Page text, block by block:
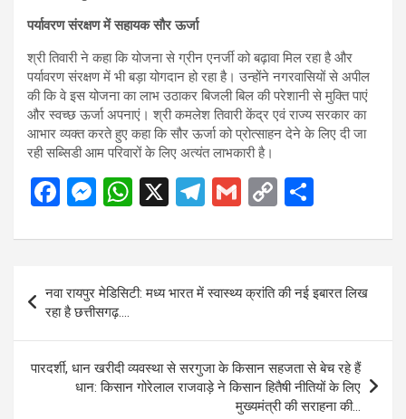
पर्यावरण संरक्षण में सहायक सौर ऊर्जा
श्री तिवारी ने कहा कि योजना से ग्रीन एनर्जी को बढ़ावा मिल रहा है और
पर्यावरण संरक्षण में भी बड़ा योगदान हो रहा है। उन्होंने नगरवासियों से अपील
की कि वे इस योजना का लाभ उठाकर बिजली बिल की परेशानी से मुक्ति पाएं
और स्वच्छ ऊर्जा अपनाएं। श्री कमलेश तिवारी केंद्र एवं राज्य सरकार का
आभार व्यक्त करते हुए कहा कि सौर ऊर्जा को प्रोत्साहन देने के लिए दी जा
रही सब्सिडी आम परिवारों के लिए अत्यंत लाभकारी है।
F
ce
o
o
k
M
se
n
g
er
W
at
s
A
p
p
X
T
e
a
m
G
ail
C
py
Li
n
k
ar
navigation
नवा रायपुर मेडिसिटी: मध्य भारत में स्वास्थ्य क्रांति की नई इबारत लिख
रहा है छत्तीसगढ़….
पारदर्शी, धान खरीदी व्यवस्था से सरगुजा के किसान सहजता से बेच रहे हैं
धान: किसान गोरेलाल राजवाड़े ने किसान हितैषी नीतियों के लिए
मुख्यमंत्री की सराहना की…